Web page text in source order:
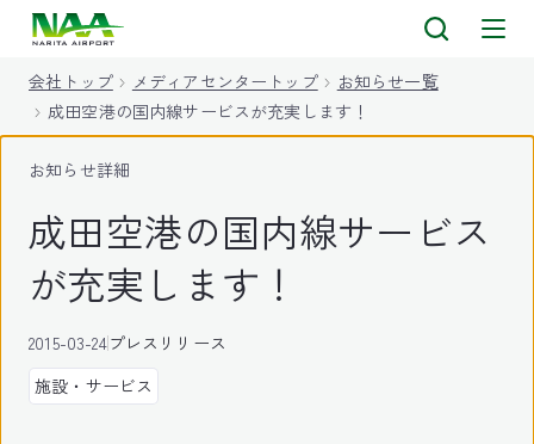
会社トップ メディアセンタートップ
お知らせ一覧
成田空港の国内線サービスが充実します！
お知らせ詳細
成田空港の国内線サービス
が充実します！
2015-03-24プレスリリース
施設・サービス